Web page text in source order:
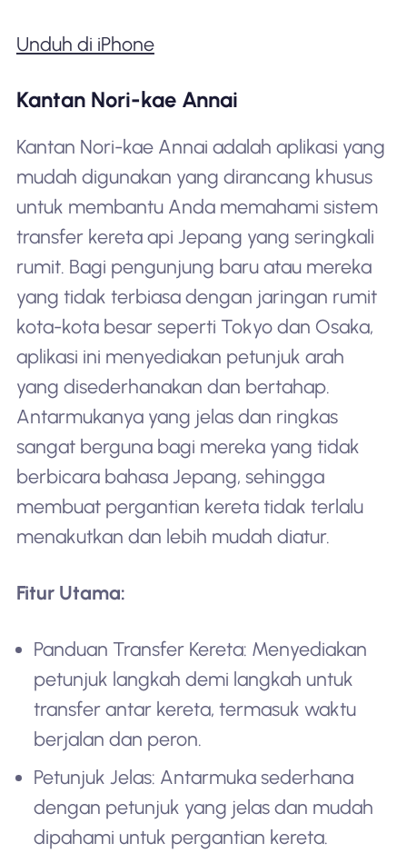
Unduh di iPhone
Kantan Nori-kae Annai
Kantan Nori-kae Annai adalah aplikasi yang
mudah digunakan yang dirancang khusus
untuk membantu Anda memahami sistem
transfer kereta api Jepang yang seringkali
rumit. Bagi pengunjung baru atau mereka
yang tidak terbiasa dengan jaringan rumit
kota-kota besar seperti Tokyo dan Osaka,
aplikasi ini menyediakan petunjuk arah
yang disederhanakan dan bertahap.
Antarmukanya yang jelas dan ringkas
sangat berguna bagi mereka yang tidak
berbicara bahasa Jepang, sehingga
membuat pergantian kereta tidak terlalu
menakutkan dan lebih mudah diatur.
Fitur Utama:
Panduan Transfer Kereta: Menyediakan
petunjuk langkah demi langkah untuk
transfer antar kereta, termasuk waktu
berjalan dan peron.
Petunjuk Jelas: Antarmuka sederhana
dengan petunjuk yang jelas dan mudah
dipahami untuk pergantian kereta.